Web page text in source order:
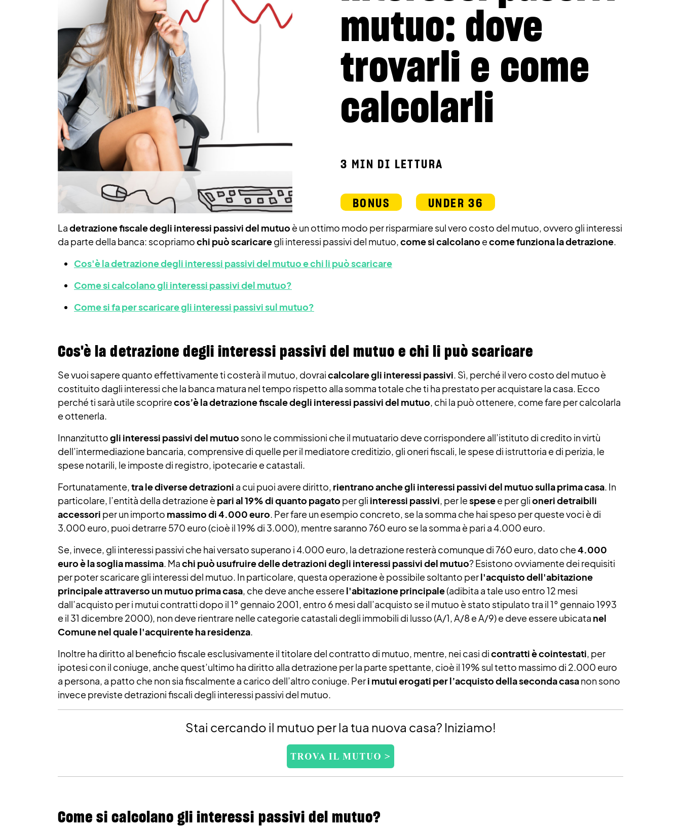
mutuo: dove
trovarli e come
calcolarli
3 MIN DI LETTURA
BONUS UNDER 36
Ladetrazione fiscale degli interessi passivi del mutuo è un ottimo modo per risparmiare sul vero costo del mutuo, ovvero gli interessi
da parte della banca: scopriamochi può scaricaregli interessi passivi del mutuo,come si calcolano ecome funziona la detrazione.
Cos'è la detrazione degli interessi passivi del mutuo e chi li può scaricare
Come si calcolano gli interessi passivi del mutuo?
Come si fa per scaricare gli interessi passivi sul mutuo?
Cos'è la detrazione degli interessi passivi del mutuo e chi li può scaricare
Se vuoi sapere quanto effettivamente ti costerà il mutuo, dovraicalcolare gli interessi passivi. Sì, perché il vero costo del mutuo è
costituito dagli interessi che la banca matura nel tempo rispetto alla somma totale che ti ha prestato per acquistare la casa. Ecco
perché ti sarà utile scoprirecos’è la detrazione fiscale degli interessi passivi del mutuo, chi la può ottenere, come fare per calcolarla
e ottenerla.
Innanzituttogli interessi passivi del mutuo sono le commissioni che il mutuatario deve corrispondere all’istituto di credito in virtù
dell’intermediazione bancaria, comprensive di quelle per il mediatore creditizio, gli oneri fiscali, le spese di istruttoria e di perizia, le
spese notarili, le imposte di registro, ipotecarie e catastali.
Fortunatamente,tra le diverse detrazioni a cui puoi avere diritto, rientrano anche gli interessi passivi del mutuo sulla prima casa. In
particolare, l’entità della detrazione è pari al 19% di quanto pagato per gli interessi passivi, per lespesee per glioneri detraibili
accessori per un importo massimo di 4.000 euro. Per fare un esempio concreto, se la somma che hai speso per queste voci è di
3.000 euro, puoi detrarre 570 euro (cioè il 19% di 3.000), mentre saranno 760 euro se la somma è pari a 4.000 euro.
Se, invece, gli interessi passivi che hai versato superano i 4.000 euro, la detrazione resterà comunque di 760 euro, dato che4.000
euro è la soglia massima. Machi può usufruire delle detrazioni degli interessi passivi del mutuo? Esistono ovviamente dei requisiti
per poter scaricare gli interessi del mutuo. In particolare, questa operazione è possibile soltanto perl'acquisto dell'abitazione
principale attraverso un mutuo prima casa, che deve anche essere l'abitazione principale(adibita a tale uso entro 12 mesi
dall’acquisto per i mutui contratti dopo il 1° gennaio 2001, entro 6 mesi dall’acquisto se il mutuo è stato stipulato tra il 1° gennaio 1993
e il 31 dicembre 2000), non deve rientrare nelle categorie catastali degli immobili di lusso (A/1, A/8 e A/9) e deve essere ubicata nel
Comune nel quale l'acquirente ha residenza.
Inoltre ha diritto al beneficio fiscale esclusivamente il titolare del contratto di mutuo, mentre, nei casi dicontratti è cointestati, per
ipotesi con il coniuge, anche quest’ultimo ha diritto alla detrazione per la parte spettante, cioè il 19% sul tetto massimo di 2.000 euro
a persona, a patto che non sia fiscalmente a carico dell’altro coniuge. Peri mutui erogati per l’acquisto della seconda casanon sono
invece previste detrazioni fiscali degli interessi passivi del mutuo.
Stai cercando il mutuo per la tua nuova casa? Iniziamo!
Come si calcolano gli interessi passivi del mutuo?